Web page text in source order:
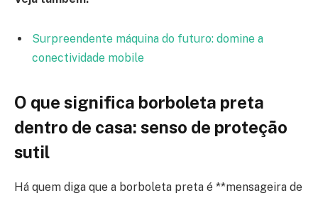
Surpreendente máquina do futuro: domine a
conectividade mobile
O que significa borboleta preta
dentro de casa: senso de proteção
sutil
Há quem diga que a borboleta preta é **mensageira de